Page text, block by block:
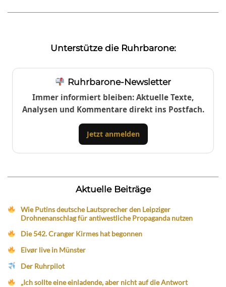
Unterstütze die Ruhrbarone:
Ruhrbarone-Newsletter
Immer informiert bleiben: Aktuelle Texte,
Analysen und Kommentare direkt ins Postfach.
Jetzt anmelden
Aktuelle Beiträge
Wie Putins deutsche Lautsprecher den Leipziger
Drohnenanschlag für antiwestliche Propaganda nutzen
Die 542. Cranger Kirmes hat begonnen
Eivør live in Münster
Der Ruhrpilot
„Ich sollte eine einladende, aber nicht auf die Antwort